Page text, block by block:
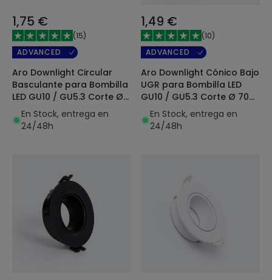
1,75 €
(15)
ADVANCED
Aro Downlight Circular
Basculante para Bombilla
LED GU10 / GU5.3 Corte Ø
70 mm
En Stock, entrega en
24/48h
1,49 €
(10)
ADVANCED
Aro Downlight Cónico Bajo
UGR para Bombilla LED
GU10 / GU5.3 Corte Ø 70
mm
En Stock, entrega en
24/48h